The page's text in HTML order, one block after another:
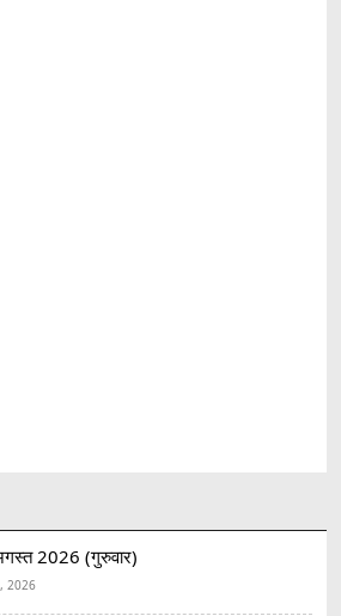
2026 (गुरुवार)
2026